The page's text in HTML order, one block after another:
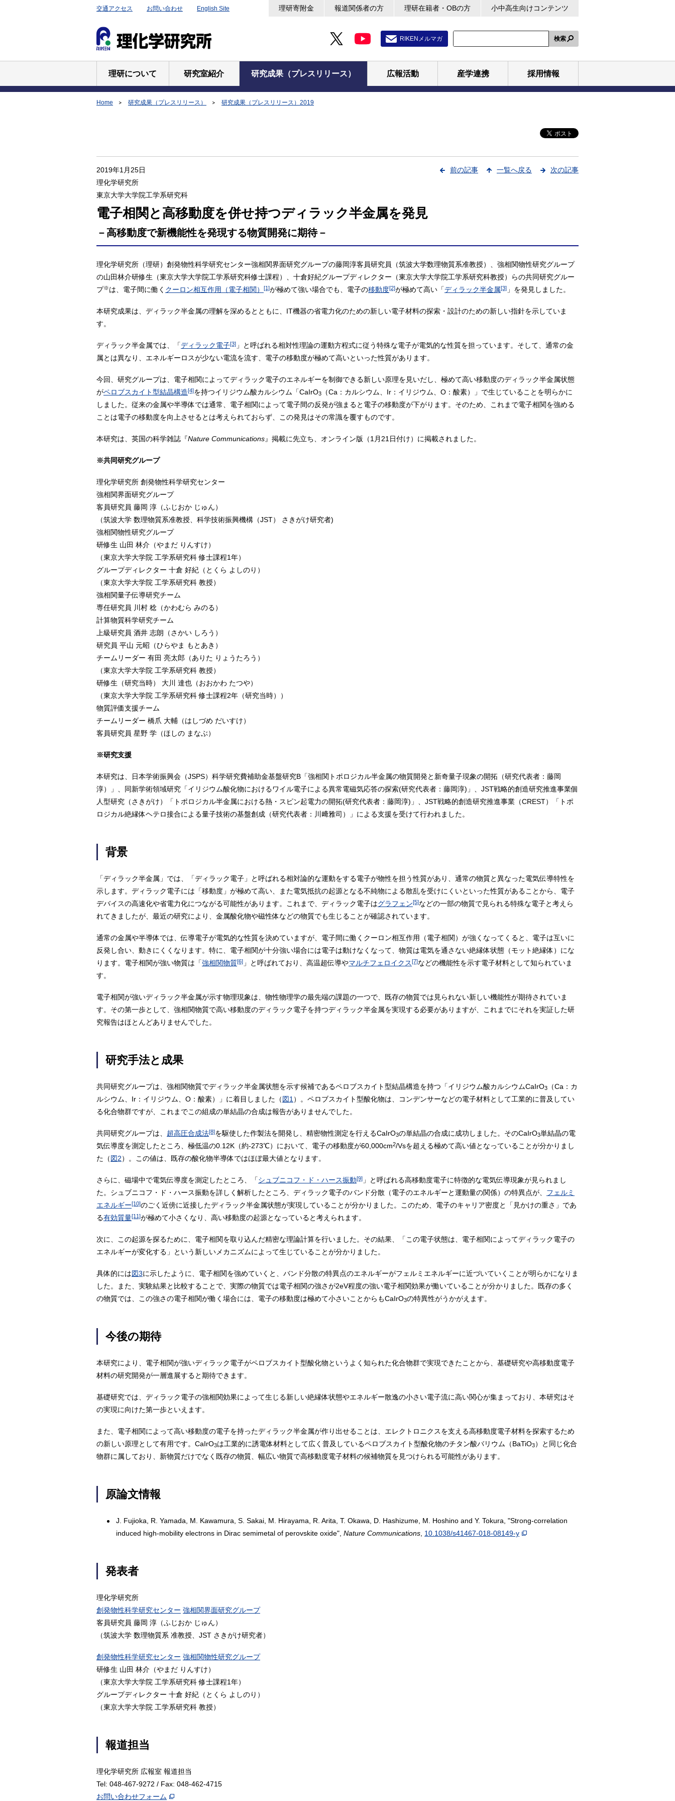
交通アクセス お問い合わせ English Site 理研寄附金 報道関係者の方 理研在籍者・OBの方 小中高生向けコンテンツ
RIKENメルマガ 検索
理研について 研究室紹介 研究成果（プレスリリース） 広報活動 産学連携 採用情報
Home 研究成果（プレスリリース） 研究成果（プレスリリース）2019
前の記事 一覧へ戻る 次の記事
2019年1月25日
理化学研究所
東京大学大学院工学系研究科
電子相関と高移動度を併せ持つディラック半金属を発見
－高移動度で新機能性を発現する物質開発に期待－
理化学研究所（理研）創発物性科学研究センター強相関界面研究グループの藤岡淳客員研究員（筑波大学数理物質系准教授）、強相関物性研究グループ
の山田林介研修生（東京大学大学院工学系研究科修士課程）、十倉好紀グループディレクター（東京大学大学院工学系研究科教授）らの共同研究グルー
プ※は、電子間に働く クーロン相互作用（電子相関） [1]が極めて強い場合でも、電子の移動度[2]が極めて高い「ディラック半金属[3] 」を発見しました。
本研究成果は、ディラック半金属の理解を深めるとともに、IT機器の省電力化のための新しい電子材料の探索・設計のための新しい指針を示していま
す。
ディラック半金属では、「ディラック電子[3] 」と呼ばれる相対性理論の運動方程式に従う特殊な電子が電気的な性質を担っています。そして、通常の金
属とは異なり、エネルギーロスが少ない電流を流す、電子の移動度が極めて高いといった性質があります。
今回、研究グループは、電子相関によってディラック電子のエネルギーを制御できる新しい原理を見いだし、極めて高い移動度のディラック半金属状態
がペロブスカイト型結晶構造[4]を持つイリジウム酸カルシウム「CaIrO3
（Ca：カルシウム、Ir：イリジウム、O：酸素）」で生じていることを明らかに
しました。従来の金属や半導体では通常、電子相関によって電子間の反発が強まると電子の移動度が下がります。そのため、これまで電子相関を強める
ことは電子の移動度を向上させるとは考えられておらず、この発見はその常識を覆すものです。
本研究は、英国の科学雑誌『Nature Communications』掲載に先立ち、オンライン版（1月21日付け）に掲載されました。
※共同研究グループ
理化学研究所 創発物性科学研究センター
強相関界面研究グループ
客員研究員 藤岡 淳（ふじおか じゅん）
（筑波大学 数理物質系准教授、科学技術振興機構（JST） さきがけ研究者)
強相関物性研究グループ
研修生 山田 林介（やまだ りんすけ）
（東京大学大学院 工学系研究科 修士課程1年）
グループディレクター 十倉 好紀（とくら よしのり）
（東京大学大学院 工学系研究科 教授）
強相関量子伝導研究チーム
専任研究員 川村 稔（かわむら みのる）
計算物質科学研究チーム
上級研究員 酒井 志朗（さかい しろう）
研究員 平山 元昭（ひらやま もとあき）
チームリーダー 有田 亮太郎（ありた りょうたろう）
（東京大学大学院 工学系研究科 教授）
研修生（研究当時） 大川 達也（おおかわ たつや）
（東京大学大学院 工学系研究科 修士課程2年（研究当時））
物質評価支援チーム
チームリーダー 橋爪 大輔（はしづめ だいすけ）
客員研究員 星野 学（ほしの まなぶ）
※研究支援
本研究は、⽇本学術振興会（JSPS）科学研究費補助⾦基盤研究B「強相関トポロジカル半金属の物質開発と新奇量子現象の開拓（研究代表者：藤岡
淳）」、同新学術領域研究「イリジウム酸化物におけるワイル電子による異常電磁気応答の探索(研究代表者：藤岡淳)」、JST戦略的創造研究推進事業個
⼈型研究（さきがけ）「トポロジカル半金属における熱・スピン起電力の開拓(研究代表者：藤岡淳)」、JST戦略的創造研究推進事業（CREST）「トポ
ロジカル絶縁体ヘテロ接合による量⼦技術の基盤創成（研究代表者：川﨑雅司）」による支援を受けて行われました。
背景
「ディラック半金属」では、「ディラック電子」と呼ばれる相対論的な運動をする電子が物性を担う性質があり、通常の物質と異なった電気伝導特性を
示します。ディラック電子には「移動度」が極めて高い、また電気抵抗の起源となる不純物による散乱を受けにくいといった性質があることから、電子
デバイスの高速化や省電力化につながる可能性があります。これまで、ディラック電子はグラフェン[5]などの一部の物質で見られる特殊な電子と考えら
れてきましたが、最近の研究により、金属酸化物や磁性体などの物質でも生じることが確認されています。
通常の金属や半導体では、伝導電子が電気的な性質を決めていますが、電子間に働くクーロン相互作用（電子相関）が強くなってくると、電子は互いに
反発し合い、動きにくくなります。特に、電子相関が十分強い場合には電子は動けなくなって、物質は電気を通さない絶縁体状態（モット絶縁体）にな
ります。電子相関が強い物質は「強相関物質[6] 」と呼ばれており、高温超伝導やマルチフェロイクス[7]などの機能性を示す電子材料として知られていま
す。
電子相関が強いディラック半金属が示す物理現象は、物性物理学の最先端の課題の一つで、既存の物質では見られない新しい機能性が期待されていま
す。その第一歩として、強相関物質で高い移動度のディラック電子を持つディラック半金属を実現する必要がありますが、これまでにそれを実証した研
究報告はほとんどありませんでした。
研究手法と成果
共同研究グループは、強相関物質でディラック半金属状態を示す候補であるペロブスカイト型結晶構造を持つ「イリジウム酸カルシウムCaIrO3
（Ca：カ
ルシウム、Ir：イリジウム、O：酸素）」に着目しました（図1 ）。ペロブスカイト型酸化物は、コンデンサーなどの電子材料として工業的に普及してい
る化合物群ですが、これまでこの組成の単結晶の合成は報告がありませんでした。
共同研究グループは、 超高圧合成法[8]を駆使した作製法を開発し、精密物性測定を行えるCaIrO3の単結晶の合成に成功しました。そのCaIrO3単結晶の電
気伝導度を測定したところ、極低温の0.12K（約-273℃）において、電子の移動度が60,000cm2/Vsを超える極めて高い値となっていることが分かりまし
た（図2）。この値は、既存の酸化物半導体ではほぼ最大値となります。
さらに、磁場中で電気伝導度を測定したところ、「シュブニコフ・ド・ハース振動[9] 」と呼ばれる高移動度電子に特徴的な電気伝導現象が見られまし
た。シュブニコフ・ド・ハース振動を詳しく解析したところ、ディラック電子のバンド分散（電子のエネルギーと運動量の関係）の特異点が、 フェルミ
エネルギー[10]のごく近傍に近接したディラック半金属状態が実現していることが分かりました。このため、電子のキャリア密度と「見かけの重さ」であ
る有効質量[11]が極めて小さくなり、高い移動度の起源となっていると考えられます。
次に、この起源を探るために、電子相関を取り込んだ精密な理論計算を行いました。その結果、「この電子状態は、電子相関によってディラック電子の
エネルギーが変化する」という新しいメカニズムによって生じていることが分かりました。
具体的には図3に示したように、電子相関を強めていくと、バンド分散の特異点のエネルギーがフェルミエネルギーに近づいていくことが明らかになりま
した。また、実験結果と比較することで、実際の物質では電子相関の強さが2eV程度の強い電子相関効果が働いていることが分かりました。既存の多く
の物質では、この強さの電子相関が働く場合には、電子の移動度は極めて小さいことからもCaIrO3の特異性がうかがえます。
今後の期待
本研究により、電子相関が強いディラック電子がペロブスカイト型酸化物というよく知られた化合物群で実現できたことから、基礎研究や高移動度電子
材料の研究開発が一層進展すると期待できます。
基礎研究では、ディラック電子の強相関効果によって生じる新しい絶縁体状態やエネルギー散逸の小さい電子流に高い関心が集まっており、本研究はそ
の実現に向けた第一歩といえます。
また、電子相関によって高い移動度の電子を持ったディラック半金属が作り出せることは、エレクトロニクスを支える高移動度電子材料を探索するため
の新しい原理として有用です。CaIrO3は工業的に誘電体材料として広く普及しているペロブスカイト型酸化物のチタン酸バリウム（BaTiO3）と同じ化合
物群に属しており、新物質だけでなく既存の物質、幅広い物質で高移動度電子材料の候補物質を見つけられる可能性があります。
原論文情報
J. Fujioka, R. Yamada, M. Kawamura, S. Sakai, M. Hirayama, R. Arita, T. Okawa, D. Hashizume, M. Hoshino and Y. Tokura, "Strong-correlation
induced high-mobility electrons in Dirac semimetal of perovskite oxide",Nature Communications 10.1038/s41467-018-08149-y
発表者
理化学研究所
創発物性科学研究センター 強相関界面研究グループ
客員研究員 藤岡 淳（ふじおか じゅん）
（筑波大学 数理物質系 准教授、JST さきがけ研究者）
創発物性科学研究センター 強相関物性研究グループ
研修生 山田 林介（やまだ りんすけ）
（東京大学大学院 工学系研究科 修士課程1年）
グループディレクター 十倉 好紀（とくら よしのり）
（東京大学大学院 工学系研究科 教授）
報道担当
理化学研究所 広報室 報道担当
Tel: 048-467-9272 / Fax: 048-462-4715
お問い合わせフォーム